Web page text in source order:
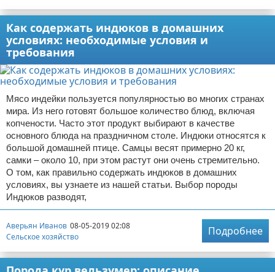
Как содержать индюков в домашних
условиях: необходимые условия и
требования
Мясо индейки пользуется популярностью во многих странах
мира. Из него готовят большое количество блюд, включая
копчености. Часто этот продукт выбирают в качестве
основного блюда на праздничном столе. Индюки относятся к
большой домашней птице. Самцы весят примерно 20 кг,
самки – около 10, при этом растут они очень стремительно.
О том, как правильно содержать индюков в домашних
условиях, вы узнаете из нашей статьи. Выбор породы
Индюков разводят,
Аверьян Иванов 08-05-2019 02:08
Сельское хозяйство
Подробнее